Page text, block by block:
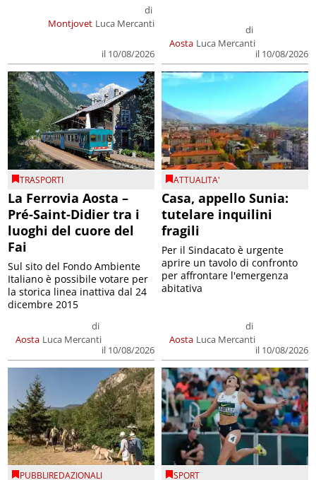
Montjovet
di
Luca Mercanti
il 10/08/2026
Aosta
di
Luca Mercanti
il 10/08/2026
TRASPORTI
La Ferrovia Aosta –
Pré-Saint-Didier tra i
luoghi del cuore del
Fai
Aosta
di
Luca Mercanti
il 10/08/2026
Sul sito del Fondo Ambiente
Italiano è possibile votare per
la storica linea inattiva dal 24
dicembre 2015
ATTUALITA'
Casa, appello Sunia:
tutelare inquilini
fragili
Aosta
di
Luca Mercanti
il 10/08/2026
Per il Sindacato è urgente
aprire un tavolo di confronto
per affrontare l'emergenza
abitativa
PUBBLIREDAZIONALI SPORT